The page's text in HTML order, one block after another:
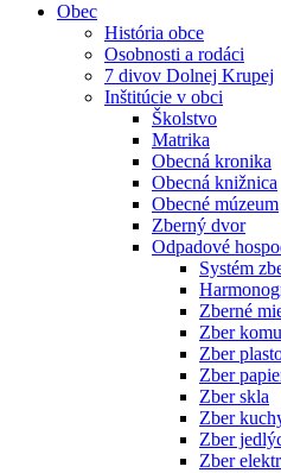
Obec
História obce
Osobnosti a rodáci
7 divov Dolnej Krupej
Inštitúcie v obci
Školstvo
Matrika
Obecná kronika
Obecná knižnica
Obecné múzeum
Zberný dvor
Odpadové
Systém
Zberné
Zber
Zber
Zber
Zber skla
Zber
Zber
Zber